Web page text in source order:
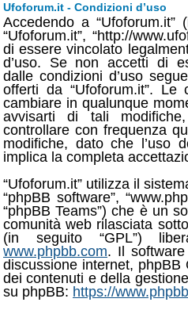
Ufoforum.it - Condizioni d’uso
Accedendo a “Ufoforum.it”
“Ufoforum.it”, “http://
di essere vincolato
d’uso. Se non accetti di
dalle condizioni d’uso
offerti da “Ufoforum.it”. Le
cambiare in qualunque
avvisarti di tali
controllare con frequenza
modifiche, dato che l’uso
implica la completa
“Ufoforum.it” utilizza il
“phpBB software”,
“phpBB Teams”) che è un
comunità web rilasciata
(in seguito “GPL”)
www.phpbb.com. Il
discussione internet, phpBB
dei contenuti e della
su phpBB: https://